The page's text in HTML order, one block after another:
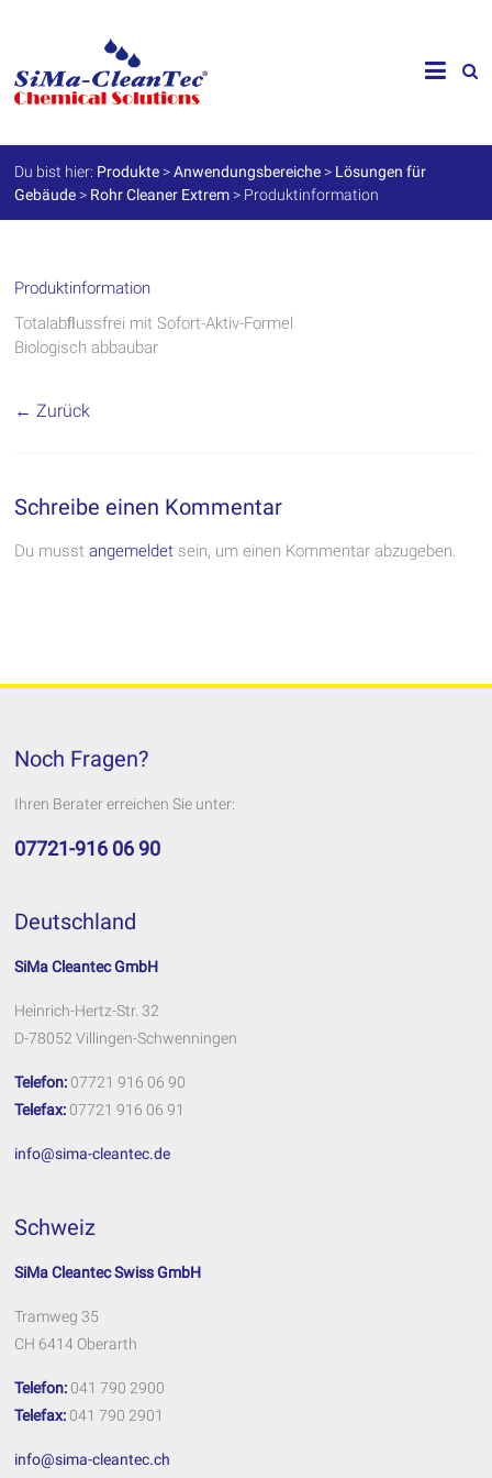
SiMa-
Cleantec
GmbH
Spezialprodukte
für
Werterhalt
Du bist hier: Produkte >Anwendungsbereiche > Lösungen für
Gebäude > Rohr Cleaner Extrem > Produktinformation
Produktinformation
Totalabﬂussfrei mit Sofort-Aktiv-Formel
Biologisch abbaubar
← Zurück
Schreibe einen Kommentar
Du musstangemeldet sein, um einen Kommentar abzugeben.
Noch Fragen?
Ihren Berater erreichen Sie unter:
07721-916 06 90
Deutschland
SiMa Cleantec GmbH
Heinrich-Hertz-Str. 32
D-78052 Villingen-Schwenningen
Telefon: 07721 916 06 90
Telefax: 07721 916 06 91
info@sima-cleantec.de
Schweiz
SiMa Cleantec Swiss GmbH
Tramweg 35
CH 6414 Oberarth
Telefon: 041 790 2900
Telefax: 041 790 2901
info@sima-cleantec.ch